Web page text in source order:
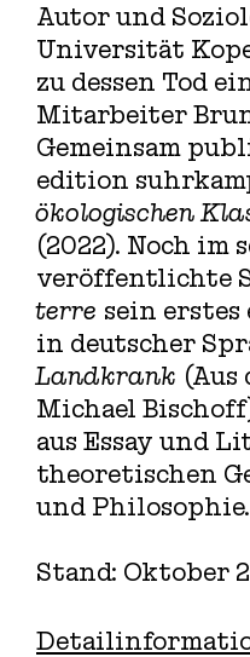
Autor und
Universität
zu dessen Tod
Mitarbeiter
Gemeinsam
edition
ökologischen
(2022). Noch im
veröffentlichte
terre sein erstes
in deutscher
Landkrank (Aus
Michael
aus Essay und
theoretischen
und Philosophie.
Stand: Oktober